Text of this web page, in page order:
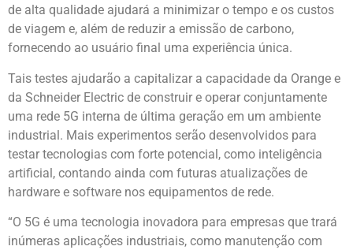
de alta qualidade ajudará a minimizar o tempo e os custos
de viagem e, além de reduzir a emissão de carbono,
fornecendo ao usuário final uma experiência única.
Tais testes ajudarão a capitalizar a capacidade da Orange e
da Schneider Electric de construir e operar conjuntamente
uma rede 5G interna de última geração em um ambiente
industrial. Mais experimentos serão desenvolvidos para
testar tecnologias com forte potencial, como inteligência
artificial, contando ainda com futuras atualizações de
hardware e software nos equipamentos de rede.
“O 5G é uma tecnologia inovadora para empresas que trará
inúmeras aplicações industriais, como manutenção com